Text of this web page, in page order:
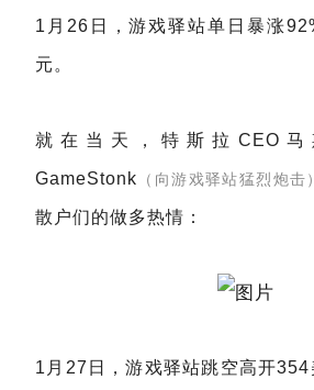
1月26日，游戏驿站单日暴涨
元。
就在当天，特斯拉CEO马
GameStonk （向游戏驿站猛烈炮击）
散户们的做多热情：
1月27日，游戏驿站跳空高开